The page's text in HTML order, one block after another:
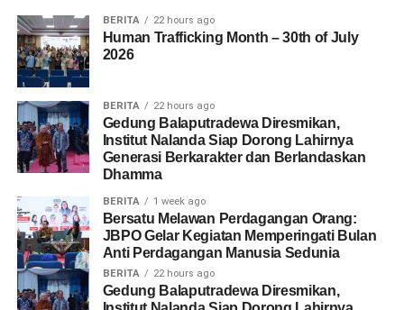
BERITA 22 hours ago
Human Trafficking Month – 30th of July
2026
BERITA 22 hours ago
Gedung Balaputradewa Diresmikan,
Institut Nalanda Siap Dorong Lahirnya
Generasi Berkarakter dan Berlandaskan
Dhamma
BERITA 1 week ago
Bersatu Melawan Perdagangan Orang:
JBPO Gelar Kegiatan Memperingati Bulan
Anti Perdagangan Manusia Sedunia
BERITA 22 hours ago
Gedung Balaputradewa Diresmikan,